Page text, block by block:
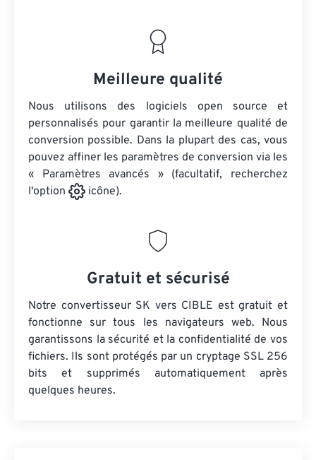
Meilleure qualité
Nous utilisons des logiciels open source et
personnalisés pour garantir la meilleure qualité de
conversion possible. Dans la plupart des cas, vous
pouvez affiner les paramètres de conversion via les
« Paramètres avancés » (facultatif, recherchez
l'option
icône).
Gratuit et sécurisé
Notre convertisseur SK vers CIBLE est gratuit et
fonctionne sur tous les navigateurs web. Nous
garantissons la sécurité et la confidentialité de vos
fichiers. Ils sont protégés par un cryptage SSL 256
bits et supprimés automatiquement après
quelques heures.